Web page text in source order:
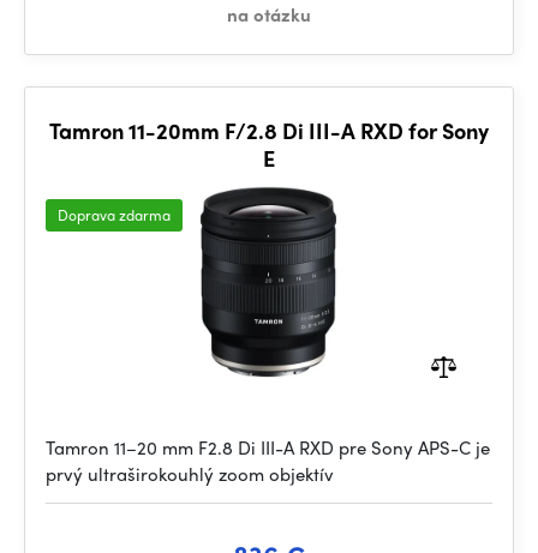
na otázku
Tamron 11-20mm F/2.8 Di III-A RXD for Sony
E
Doprava zdarma
Tamron 11–20 mm F2.8 Di III-A RXD pre Sony APS-C je
prvý ultraširokouhlý zoom objektív